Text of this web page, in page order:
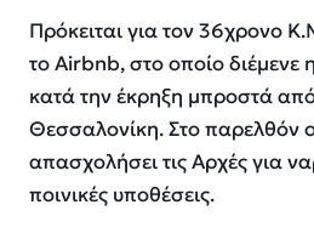
Πρόκειται για τον 36χρονο
το Airbnb, στο οποίο
κατά την έκρηξη μπροστά
Θεσσαλονίκη. Στο παρελθόν
απασχολήσει τις Αρχές για
ποινικές υποθέσεις.